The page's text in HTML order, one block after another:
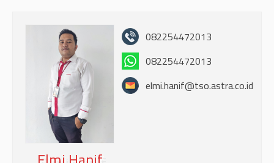
082254472013
082254472013
elmi.hanif@tso.astra.co.id